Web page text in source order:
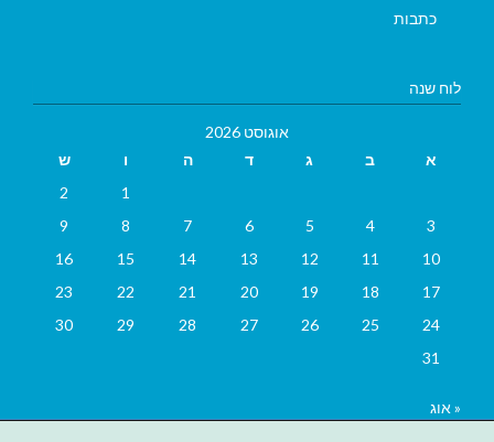
כתבות
לוח שנה
אוגוסט 2026
א
ב ג ד ה ו
ש
1
2
3
4
5
6
7
8
9
10
11
12
13
14
15
16
17
18
19
20
21
22
23
24
25
26
27
28
29
30
31
« אוג